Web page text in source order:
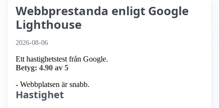
Webbprestanda enligt Google
Lighthouse
2026-08-06
Ett hastighetstest från Google.
Betyg: 4.90 av 5
- Webbplatsen är snabb.
Hastighet